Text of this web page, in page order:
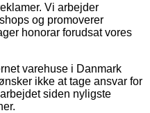
Vi arbejder
og promoverer
honorar forudsat vores
varehuse i Danmark
ikke at tage ansvar for
siden nyligste